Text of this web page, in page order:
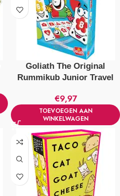
Goliath The Original
Rummikub Junior Travel
€9,97
TOEVOEGEN AAN
WINKELWAGEN